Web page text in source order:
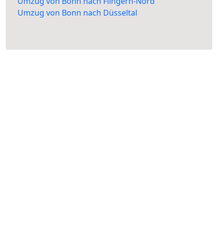
Umzug von Bonn nach Düsseltal